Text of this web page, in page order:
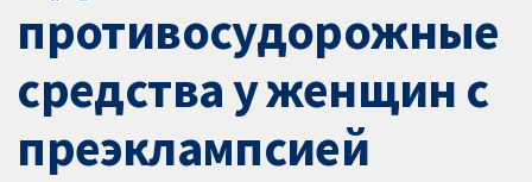
противосудорожные
средства у женщин с
преэклампсией